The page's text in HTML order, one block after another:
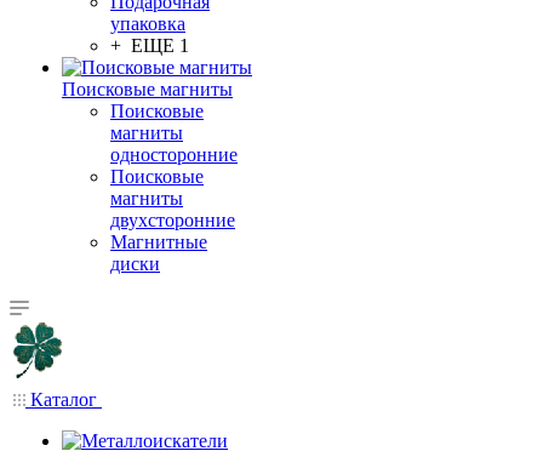
упаковка
+ ЕЩЕ 1
Поисковые магниты
Поисковые
магниты
односторонние
Поисковые
магниты
двухсторонние
Магнитные
диски
Каталог